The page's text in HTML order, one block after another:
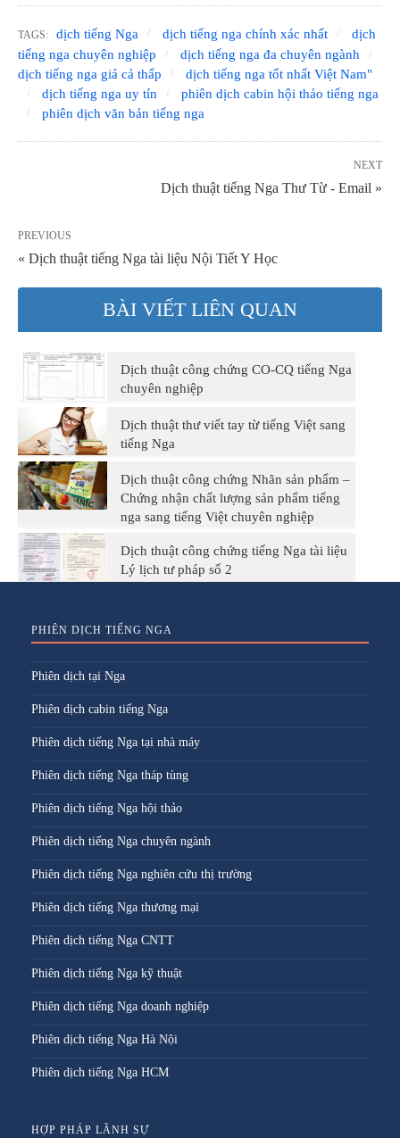
TAGS: dịch tiếng Nga dịch tiếng nga chính xác nhất
dịch
tiếng nga chuyên nghiệp
dịch tiếng nga đa chuyên ngành
dịch tiếng nga giá cả thấp
dịch tiếng nga tốt nhất Việt Nam"
dịch tiếng nga uy tín
phiên dịch cabin hội thảo tiếng nga
phiên dịch văn bản tiếng nga
NEXT
Dịch thuật tiếng Nga Thư Từ - Email »
PREVIOUS
« Dịch thuật tiếng Nga tài liệu Nội Tiết Y Học
BÀI VIẾT LIÊN QUAN
Dịch thuật công chứng CO-CQ tiếng Nga
chuyên nghiệp
Dịch thuật thư viết tay từ tiếng Việt sang
tiếng Nga
Dịch thuật công chứng Nhãn sản phẩm –
Chứng nhận chất lượng sản phẩm tiếng
nga sang tiếng Việt chuyên nghiệp
Dịch thuật công chứng tiếng Nga tài liệu
Lý lịch tư pháp số 2
PHIÊN DỊCH TIẾNG NGA
Phiên dịch tại Nga
Phiên dịch cabin tiếng Nga
Phiên dịch tiếng Nga tại nhà máy
Phiên dịch tiếng Nga tháp tùng
Phiên dịch tiếng Nga hội thảo
Phiên dịch tiếng Nga chuyên ngành
Phiên dịch tiếng Nga nghiên cứu thị trường
Phiên dịch tiếng Nga thương mại
Phiên dịch tiếng Nga CNTT
Phiên dịch tiếng Nga kỹ thuật
Phiên dịch tiếng Nga doanh nghiệp
Phiên dịch tiếng Nga Hà Nội
Phiên dịch tiếng Nga HCM
HỢP PHÁP LÃNH SỰ